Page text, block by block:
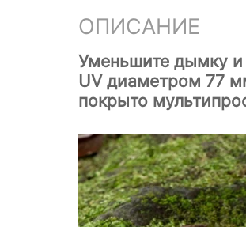
ОПИСАНИЕ
Уменьшите дымку и
UV диаметром 77
покрыто